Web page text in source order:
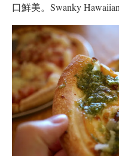
口鮮美。Swanky